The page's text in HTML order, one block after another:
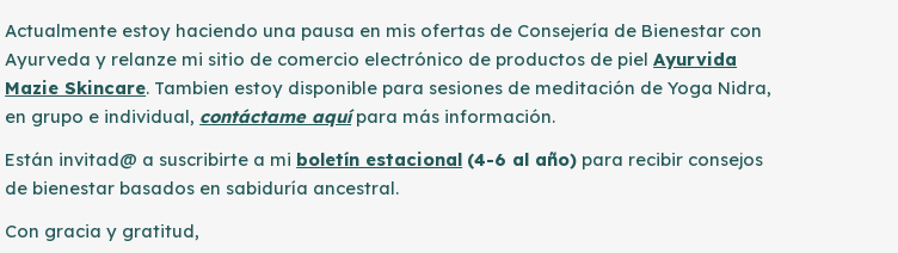
Actualmente estoy haciendo una pausa en mis ofertas de Consejería de Bienestar con
Ayurveday relanze mi sitio de comercio electrónico de productos de pielAyurvida
Mazie Skincare. Tambien estoy disponible para sesiones de meditación de Yoga Nidra,
en grupo e individual, contáctame aquí para más información.
Están invitad@ a suscribirte a mi boletín estacional (4-6 al año) para recibir consejos
de bienestar basados ​​en sabiduría ancestral.
Con gracia y gratitud,